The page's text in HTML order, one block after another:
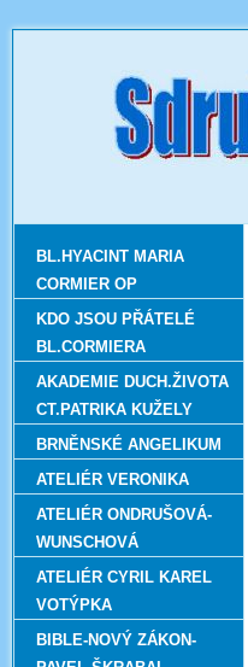
BL.HYACINT MARIA
CORMIER OP
KDO JSOU PŘÁTELÉ
BL.CORMIERA
AKADEMIE DUCH.ŽIVOTA
CT.PATRIKA KUŽELY
BRNĚNSKÉ ANGELIKUM
ATELIÉR VERONIKA
ATELIÉR ONDRUŠOVÁ-
WUNSCHOVÁ
ATELIÉR CYRIL KAREL
VOTÝPKA
BIBLE-NOVÝ ZÁKON-